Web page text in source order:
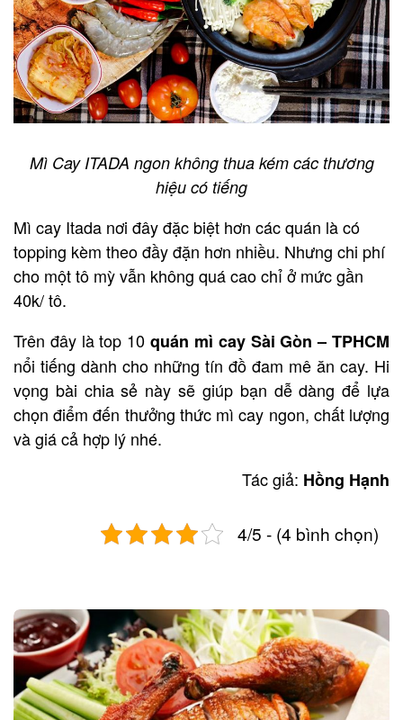
Mì Cay ITADA ngon không thua kém các thương
hiệu có tiếng
Mì cay Itada nơi đây đặc biệt hơn các quán là có
topping kèm theo đầy đặn hơn nhiều. Nhưng chi phí
cho một tô mỳ vẫn không quá cao chỉ ở mức gần
40k/ tô.
Trên đây là top 10quán mì cay Sài Gòn – TPHCM
nổi tiếng dành cho những tín đồ đam mê ăn cay. Hi
vọng bài chia sẻ này sẽ giúp bạn dễ dàng để lựa
chọn điểm đến thưởng thức mì cay ngon, chất lượng
và giá cả hợp lý nhé.
Tác giả: Hồng Hạnh
4/5 - (4 bình chọn)
Post
navigation